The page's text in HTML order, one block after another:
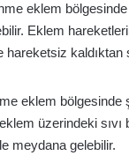
eklem
Eklem
hareketsiz kaldıktan
eklem bölgesinde
üzerindeki
meydana gelebilir.